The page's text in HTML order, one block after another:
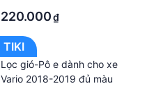
220.000₫
TIKI
Lọc gió-Pô e dành cho xe
Vario 2018-2019 đủ màu